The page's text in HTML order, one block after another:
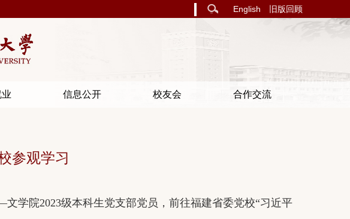
English 旧版回顾
信息公开 校友会 合作交流
参观学习
文学院2023级本科生党支部党员，前往福建省委党校“习近平